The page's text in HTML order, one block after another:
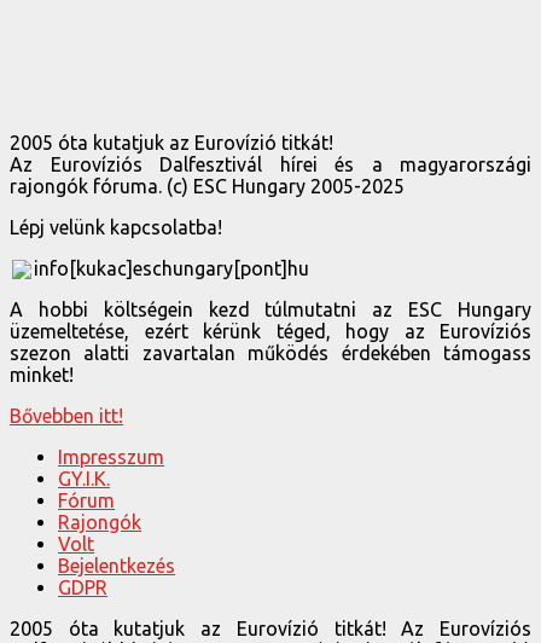
2005 óta kutatjuk az Eurovízió titkát!
Az Eurovíziós Dalfesztivál hírei és a magyarországi
rajongók fóruma. (c) ESC Hungary 2005-2025
Lépj velünk kapcsolatba!
info[kukac]eschungary[pont]hu
A hobbi költségein kezd túlmutatni az ESC Hungary
üzemeltetése, ezért kérünk téged, hogy az Eurovíziós
szezon alatti zavartalan működés érdekében támogass
minket!
Bővebben itt!
Impresszum
GY.I.K.
Fórum
Rajongók
Volt
Bejelentkezés
GDPR
2005 óta kutatjuk az Eurovízió titkát! Az Eurovíziós